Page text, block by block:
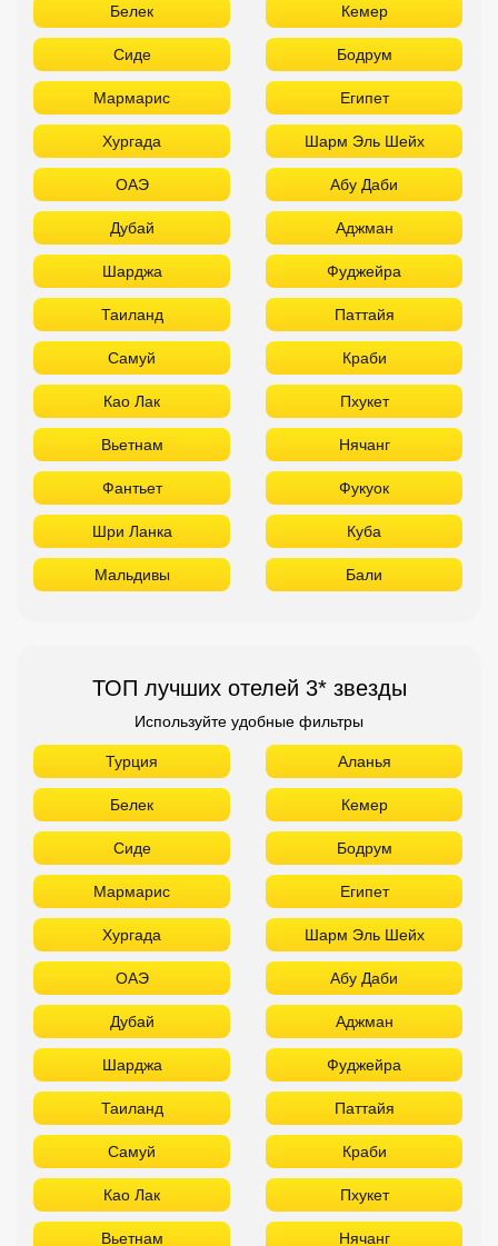
Белек Кемер
Сиде Бодрум
Мармарис Египет
Хургада Шарм Эль Шейх
ОАЭ Абу Даби
Дубай Аджман
Шарджа Фуджейра
Таиланд Паттайя
Самуй Краби
Као Лак Пхукет
Вьетнам Нячанг
Фантьет Фукуок
Шри Ланка Куба
Мальдивы Бали
ТОП лучших отелей 3* звезды
Используйте удобные фильтры
Турция Аланья
Белек Кемер
Сиде Бодрум
Мармарис Египет
Хургада Шарм Эль Шейх
ОАЭ Абу Даби
Дубай Аджман
Шарджа Фуджейра
Таиланд Паттайя
Самуй Краби
Као Лак Пхукет
Вьетнам Нячанг